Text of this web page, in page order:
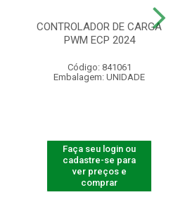
CONTROLADOR DE CARGA
PWM ECP 2024
Código: 841061
Embalagem: UNIDADE
Faça seu login ou
cadastre-se para
ver preços e
comprar